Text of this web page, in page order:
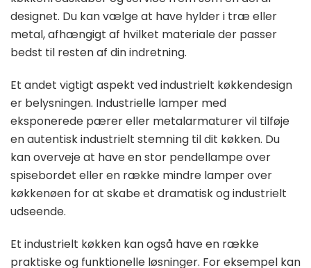
designet. Du kan vælge at have hylder i træ eller
metal, afhængigt af hvilket materiale der passer
bedst til resten af din indretning.
Et andet vigtigt aspekt ved industrielt køkkendesign
er belysningen. Industrielle lamper med
eksponerede pærer eller metalarmaturer vil tilføje
en autentisk industrielt stemning til dit køkken. Du
kan overveje at have en stor pendellampe over
spisebordet eller en række mindre lamper over
køkkenøen for at skabe et dramatisk og industrielt
udseende.
Et industrielt køkken kan også have en række
praktiske og funktionelle løsninger. For eksempel kan